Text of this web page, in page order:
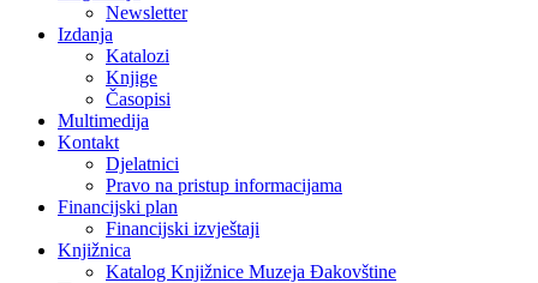
Newsletter
Izdanja
Katalozi
Knjige
Časopisi
Multimedija
Kontakt
Djelatnici
Pravo na pristup informacijama
Financijski plan
Financijski izvještaji
Knjižnica
Katalog Knjižnice Muzeja Đakovštine